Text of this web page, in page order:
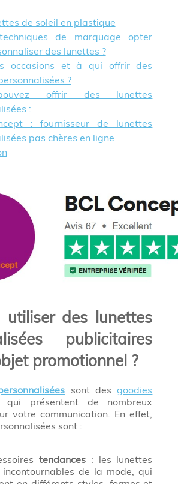
de soleil en plastique
de marquage opter
des lunettes ?
occasions et à qui offrir des
?
offrir des lunettes
:
: fournisseur de lunettes
pas chères en ligne
utiliser des lunettes
publicitaires
promotionnel ?
sont desgoodies
qui présentent de nombreux
votre communication. En effet,
sont :
tendances : les lunettes
de la mode, qui